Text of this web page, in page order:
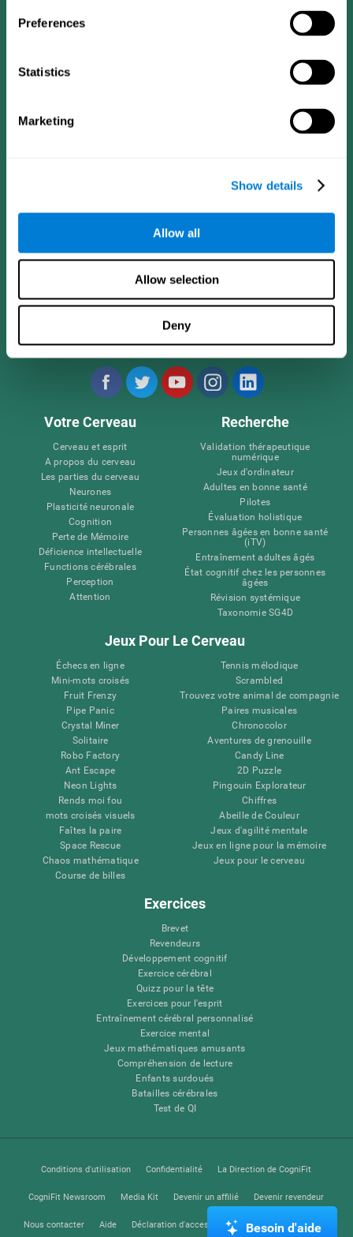
Preferences
Statistics
Marketing
Show details
Allow all
Allow selection
Deny
Nous suivre
Votre Cerveau
Cerveau et esprit
A propos du cerveau
Les parties du cerveau
Neurones
Plasticité neuronale
Cognition
Perte de Mémoire
Déficience intellectuelle
Functions cérébrales
Perception
Attention
Recherche
Validation thérapeutique
numérique
Jeux d'ordinateur
Adultes en bonne santé
Pilotes
Évaluation holistique
Personnes âgées en bonne santé
(iTV)
Entraînement adultes âgés
État cognitif chez les personnes
âgées
Révision systémique
Taxonomie SG4D
Jeux Pour Le Cerveau
Échecs en ligne
Mini-mots croisés
Fruit Frenzy
Pipe Panic
Crystal Miner
Solitaire
Robo Factory
Ant Escape
Neon Lights
Rends moi fou
mots croisés visuels
Faîtes la paire
Space Rescue
Chaos mathématique
Course de billes
Tennis mélodique
Scrambled
Trouvez votre animal de compagnie
Paires musicales
Chronocolor
Aventures de grenouille
Candy Line
2D Puzzle
Pingouin Explorateur
Chiffres
Abeille de Couleur
Jeux d'agilité mentale
Jeux en ligne pour la mémoire
Jeux pour le cerveau
Exercices
Brevet
Revendeurs
Développement cognitif
Exercice cérébral
Quizz pour la tête
Exercices pour l'esprit
Entraînement cérébral personnalisé
Exercice mental
Jeux mathématiques amusants
Compréhension de lecture
Enfants surdoués
Batailles cérébrales
Test de QI
Conditions d'utilisation Confidentialité La Direction de CogniFit
CogniFit Newsroom Media Kit Devenir un affilié Devenir revendeur
Nous contacter Aide Déclaration d'accessibilité Centre de Confiance
Besoin d'aide